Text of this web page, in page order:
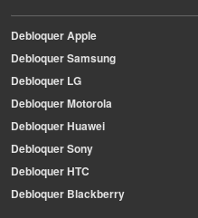
Debloquer Apple
Debloquer Samsung
Debloquer LG
Debloquer Motorola
Debloquer Huawei
Debloquer Sony
Debloquer HTC
Debloquer Blackberry